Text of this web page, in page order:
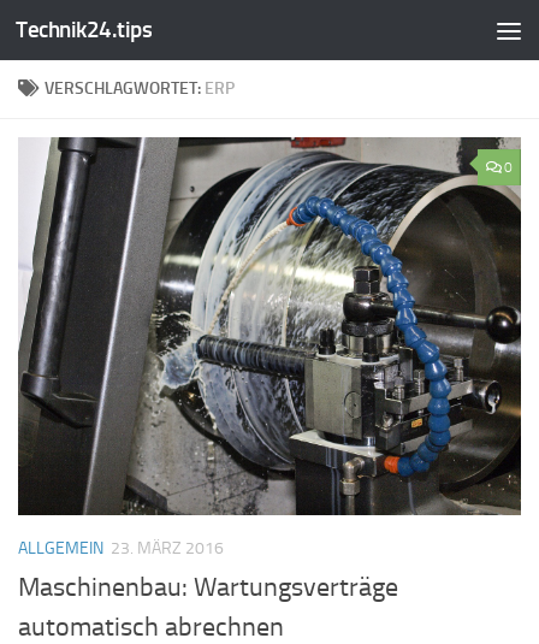
Zum Inhalt springen
Technik24.tips
VERSCHLAGWORTET: ERP
0
ALLGEMEIN 23. MÄRZ 2016
Maschinenbau: Wartungsverträge
automatisch abrechnen